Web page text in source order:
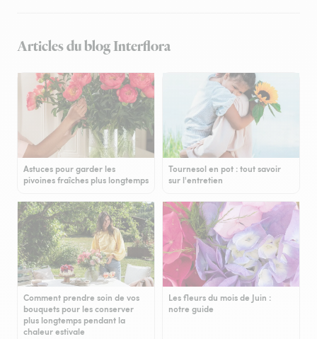
Articles du blog Interflora
Astuces pour garder les
pivoines fraîches plus longtemps
Tournesol en pot : tout savoir
sur l'entretien
Comment prendre soin de vos
bouquets pour les conserver
plus longtemps pendant la
chaleur estivale
Les fleurs du mois de Juin :
notre guide